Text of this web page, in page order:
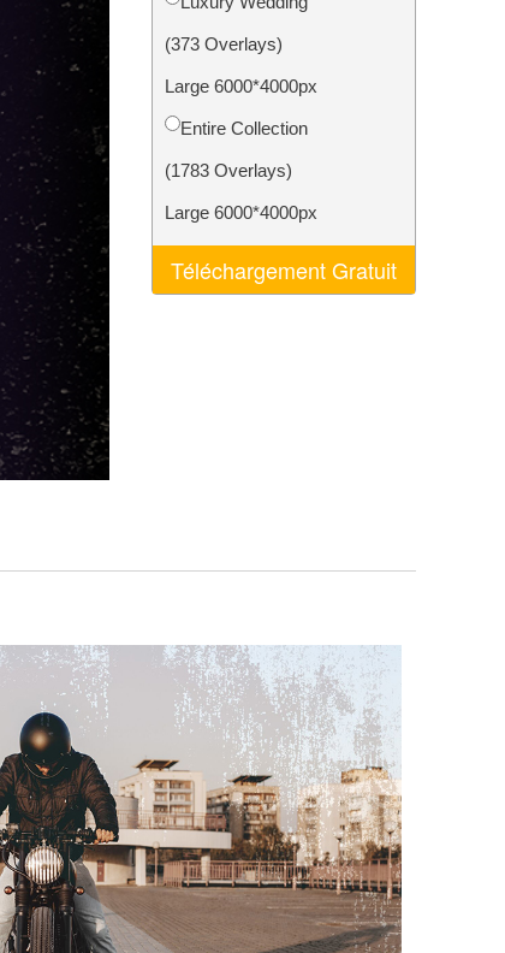
Video Editing Services
(373 Overlays)
Large 6000*4000px
Entire Collection
(1783 Overlays)
Large 6000*4000px
Téléchargement Gratuit